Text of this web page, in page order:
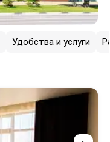
Удобства и услуги